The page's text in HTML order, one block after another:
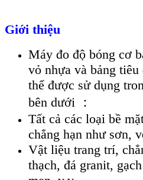
Giới thiệu
Máy đo độ bóng cơ
vỏ nhựa và bảng
thể được sử dụng
bên dưới ：
Tất cả các loại bề
chẳng hạn như sơn,
Vật liệu trang trí,
thạch, đá granit,